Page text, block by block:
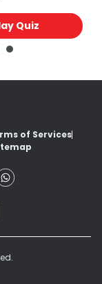
Quiz
of Services